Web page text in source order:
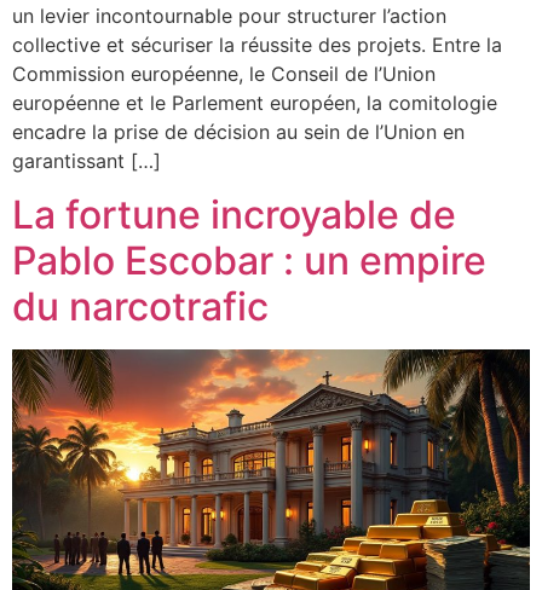
un levier incontournable pour structurer l’action
collective et sécuriser la réussite des projets. Entre la
Commission européenne, le Conseil de l’Union
européenne et le Parlement européen, la comitologie
encadre la prise de décision au sein de l’Union en
garantissant […]
La fortune incroyable de
Pablo Escobar : un empire
du narcotrafic